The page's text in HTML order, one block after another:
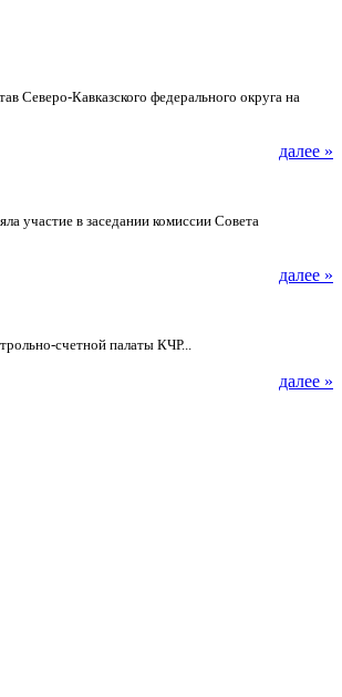
Северо-Кавказского федерального округа на
далее »
участие в заседании комиссии Совета
далее »
счетной палаты КЧР...
далее »